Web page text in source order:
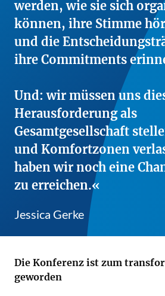
werden, wie sie sich
können, ihre Stimme
und die
ihre Commitments
Und: wir müssen uns
Herausforderung als
Gesamtgesellschaft
und Komfortzonen
haben wir noch eine
zu erreichen.
Jessica Gerke
Die Konferenz ist zum
geworden